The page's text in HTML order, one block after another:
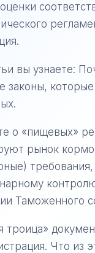
вы узнаете:
законы,
о «пищевых»
рынок
Таможенного
троица»
Что из